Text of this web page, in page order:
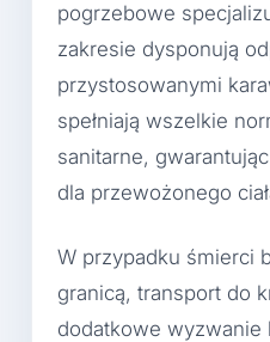
pogrzebowe
zakresie dysponują
przystosowanymi
spełniają wszelkie
sanitarne,
dla przewożonego
W przypadku śmierci
granicą, transport do
dodatkowe wyzwanie